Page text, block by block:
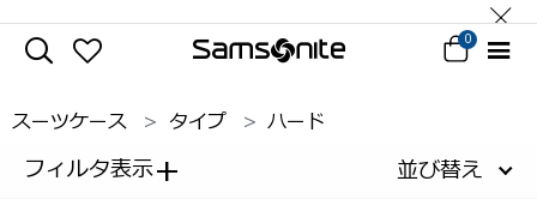
0
スーツケース タイプ ハード
フィルタ表示+ 並び替え